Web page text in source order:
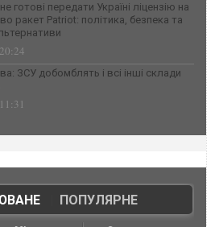
готові передати Україні ліцензію на
ракет Patriot: політика, безпека та
ЗСУ добомблять і всі інші склади
| ПОПУЛЯРНЕ